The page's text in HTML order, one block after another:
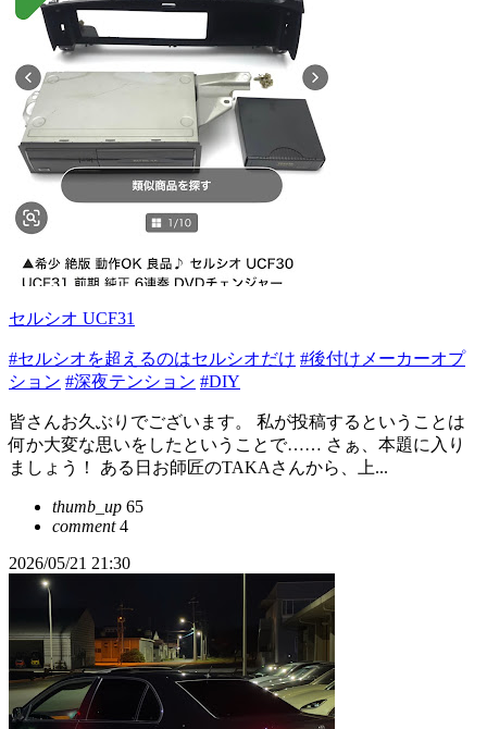
セルシオ UCF31
#セルシオを超えるのはセルシオだけ #後付けメーカーオプ
ション #深夜テンション #DIY
皆さんお久ぶりでございます。 私が投稿するということは
何か大変な思いをしたということで…… さぁ、本題に入り
ましょう！ ある日お師匠のTAKAさんから、上...
thumb_up 65
comment4
2026/05/21 21:30